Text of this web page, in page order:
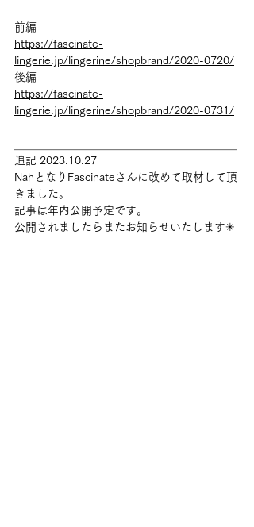
前編
https://fascinate-
lingerie.jp/lingerine/shopbrand/2020-0720/
後編
https://fascinate-
lingerie.jp/lingerine/shopbrand/2020-0731/
追記 2023.10.27
NahとなりFascinateさんに改めて取材して頂
きました。
記事は年内公開予定です。
公開されましたらまたお知らせいたします✳︎